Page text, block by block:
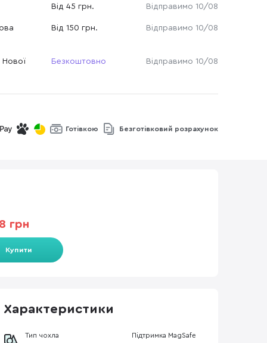
Від 45 грн. Відправимо 10/08
Від 150 грн. Відправимо 10/08
Безкоштовно Відправимо 10/08
Готівкою Безготівковий розрахунок
грн
Купити
Характеристики
Тип чохла Підтримка MagSafe